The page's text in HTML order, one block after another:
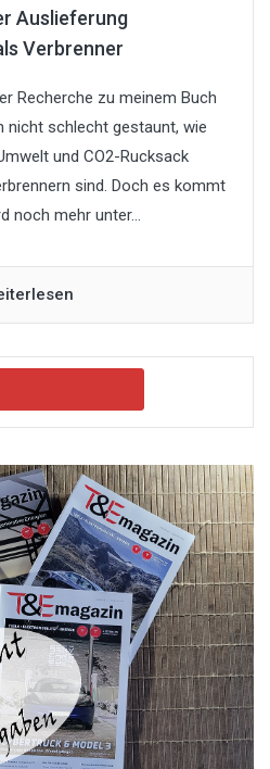
Auslieferung
Verbrenner
Recherche zu meinem Buch
nicht schlecht gestaunt, wie
und CO2-Rucksack
sind. Doch es kommt
noch mehr unter...